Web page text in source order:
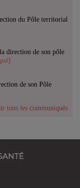
du Pôle territorial
direction de son pôle
de son Pôle
tous les communiqués